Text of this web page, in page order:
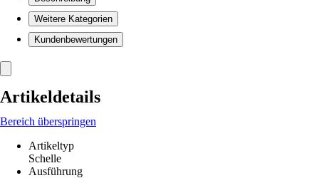
Weitere Kategorien
Kundenbewertungen
Artikeldetails
Bereich überspringen
Artikeltyp
Schelle
Ausführung